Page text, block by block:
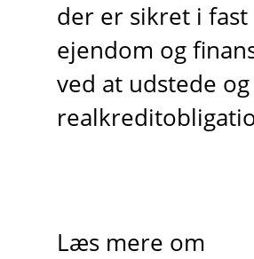
der er sikret i fast
ejendom og
ved at udstede
Læs mere om